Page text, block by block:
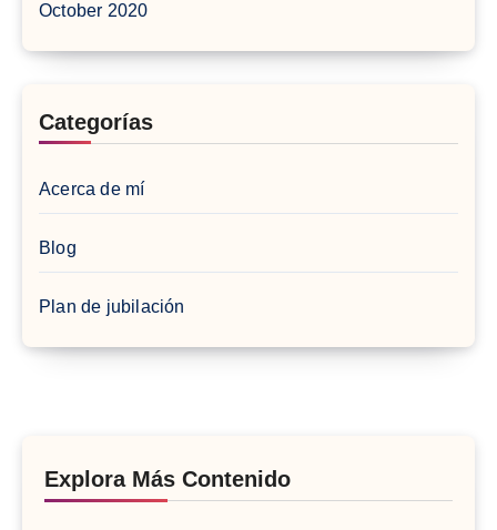
October 2020
Categorías
Acerca de mí
Blog
Plan de jubilación
Explora Más Contenido